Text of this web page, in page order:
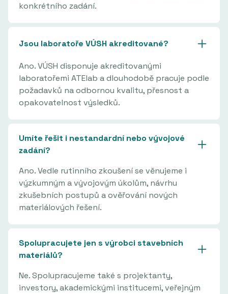
konkrétního zadání.
Jsou laboratoře VÚSH akreditované?
Ano. VÚSH disponuje akreditovanými
laboratořemi ATElab a dlouhodobě pracuje podle
požadavků na odbornou kvalitu, přesnost a
opakovatelnost výsledků.
Umíte řešit i nestandardní nebo vývojové
zadání?
Ano. Vedle rutinního zkoušení se věnujeme i
výzkumným a vývojovým úkolům, návrhu
zkušebních postupů a ověřování nových
materiálových řešení.
Spolupracujete jen s výrobci stavebních
materiálů?
Ne. Spolupracujeme také s projektanty,
investory, akademickými institucemi, veřejným